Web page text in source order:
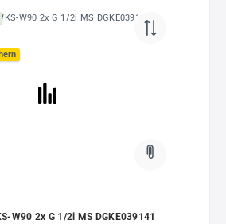
W90 2x G 1/2i MS DGKE039141